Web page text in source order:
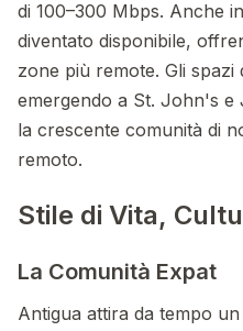
di 100–300 Mbps. Anche
diventato disponibile,
zone più remote. Gli
emergendo a St. John's
la crescente comunità di
remoto.
Stile di Vita,
La Comunità Expat
Antigua attira da tempo